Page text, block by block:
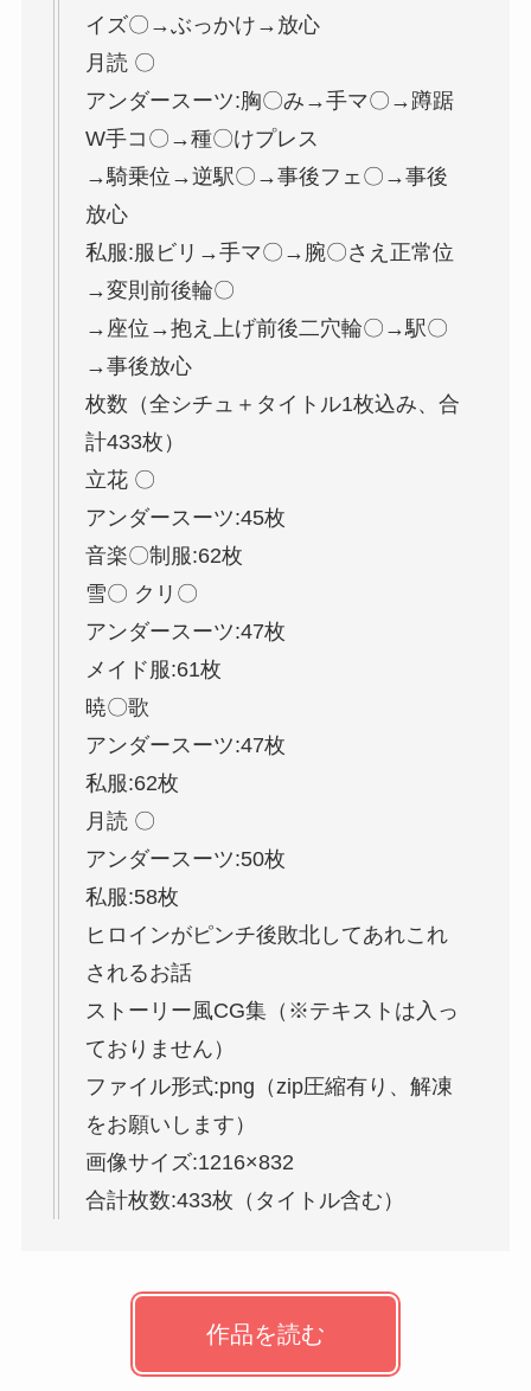
イズ〇→ぶっかけ→放心
月読 〇
アンダースーツ:胸〇み→手マ〇→蹲踞
W手コ〇→種〇けプレス
→騎乗位→逆駅〇→事後フェ〇→事後
放心
私服:服ビリ→手マ〇→腕〇さえ正常位
→変則前後輪〇
→座位→抱え上げ前後二穴輪〇→駅〇
→事後放心
枚数（全シチュ＋タイトル1枚込み、合
計433枚）
立花 〇
アンダースーツ:45枚
音楽〇制服:62枚
雪〇 クリ〇
アンダースーツ:47枚
メイド服:61枚
暁〇歌
アンダースーツ:47枚
私服:62枚
月読 〇
アンダースーツ:50枚
私服:58枚
ヒロインがピンチ後敗北してあれこれ
されるお話
ストーリー風CG集（※テキストは入っ
ておりません）
ファイル形式:png（zip圧縮有り、解凍
をお願いします）
画像サイズ:1216×832
合計枚数:433枚（タイトル含む）
作品を読む